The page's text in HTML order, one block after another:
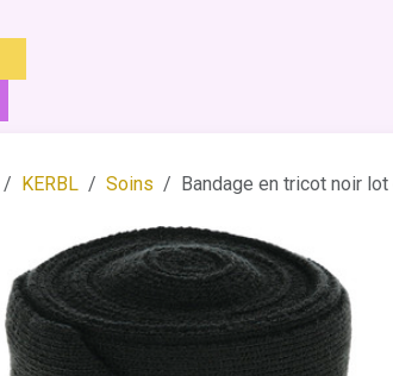
KERBL Soins Bandage en tricot noir lot